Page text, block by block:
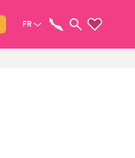
FR Partager